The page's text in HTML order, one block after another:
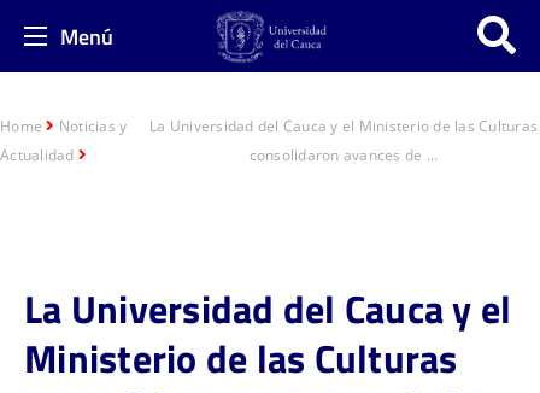
Menú
Home
Noticias y
Actualidad
La Universidad del Cauca y el Ministerio de las Culturas
consolidaron avances de ...
La Universidad del Cauca y el
Ministerio de las Culturas